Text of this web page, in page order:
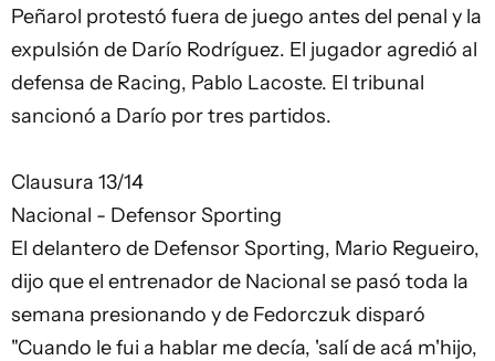
Peñarol protestó fuera de juego antes del penal y la
expulsión de Darío Rodríguez. El jugador agredió al
defensa de Racing, Pablo Lacoste. El tribunal
sancionó a Darío por tres partidos.
Clausura 13/14
Nacional - Defensor Sporting
El delantero de Defensor Sporting, Mario Regueiro,
dijo que el entrenador de Nacional se pasó toda la
semana presionando y de Fedorczuk disparó
"Cuando le fui a hablar me decía, 'salí de acá m'hijo,